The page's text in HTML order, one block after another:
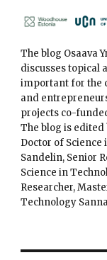
The blog Osaava
discusses topical
important for the
and
projects co-
The blog is
Doctor of
Sandelin, Senior
Science in
Researcher,
Technology